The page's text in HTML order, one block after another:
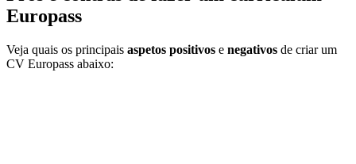
Europass
Veja quais os principais aspetos positivos e negativos de criar um
CV Europass abaixo: